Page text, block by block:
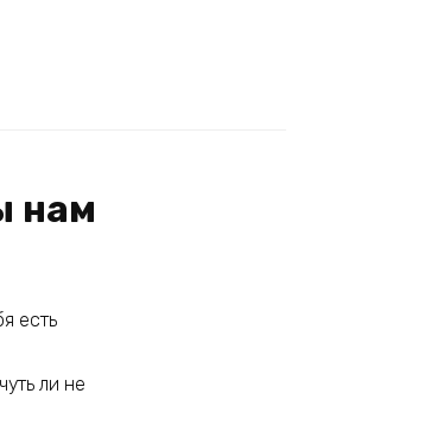
нам
есть
ли не